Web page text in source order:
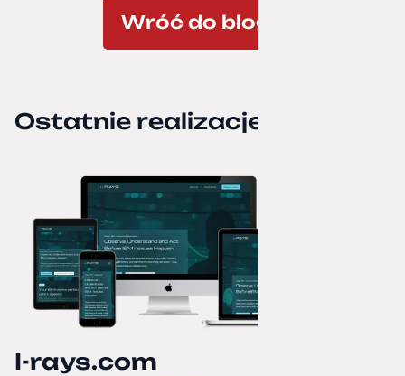
Wróć do bloga
Ostatnie realizacje
I-rays.com